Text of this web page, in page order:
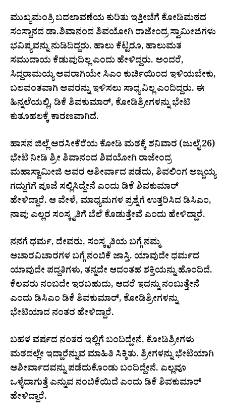
ಮುಖ್ಯಮಂತ್ರಿ ಬದಲಾವಣೆಯ ಕುರಿತು ಇತ್ತೀಚೆಗೆ ಕೋಡಿಮಠದ
ಸಂಸ್ಥಾನದ ಡಾ.ಶಿವಾನಂದ ಶಿವಯೋಗಿ ರಾಜೇಂದ್ರ ಸ್ವಾಮೀಜಿಗಳು
ಭವಿಷ್ಯವನ್ನು ನುಡಿದಿದ್ದರು. ಹಾಲು ಕೆಟ್ಟರೂ, ಹಾಲುಮತ
ಸಮುದಾಯ ಕೆಡುವುದಿಲ್ಲ ಎಂದು ಹೇಳಿದ್ದರು. ಅಂದರೆ,
ಸಿದ್ದರಾಮಯ್ಯ ಅವರಾಗಿಯೇ ಸಿಎಂ ಕುರ್ಚಿಯಿಂದ ಇಳಿಯಬೇಕು,
ಬಲವಂತವಾಗಿ ಅವರನ್ನು ಇಳಿಸಲು ಸಾಧ್ಯವಿಲ್ಲ ಎಂದಿದ್ದರು. ಈ
ಹಿನ್ನಲೆಯಲ್ಲಿ, ಡಿಕೆ ಶಿವಕುಮಾರ್, ಕೋಡಿಶ್ರೀಗಳನ್ನು ಭೇಟಿ
ಕುತೂಹಲಕ್ಕೆ ಕಾರಣವಾಗಿದೆ.
ಹಾಸನ ಜಿಲ್ಲೆ ಅರಸೀಕೆರೆಯ ಕೋಡಿ ಮಠಕ್ಕೆ ಶನಿವಾರ (ಜುಲೈ 26)
ಭೇಟಿ ನೀಡಿ ಶ್ರೀ ಶಿವಾನಂದ ಶಿವಯೋಗಿ ರಾಜೇಂದ್ರ
ಮಹಾಸ್ವಾಮೀಜಿ ಅವರ ಆಶೀರ್ವಾದ ಪಡೆದು, ಶಿವಲಿಂಗ ಅಜ್ಜಯ್ಯ
ಗದ್ದುಗೆಗೆ ಪೂಜೆ ಸಲ್ಲಿಸಿದ್ದೇನೆ ಎಂದು ಡಿಕೆ ಶಿವಕುಮಾರ್
ಹೇಳಿದ್ದಾರೆ. ಆ ವೇಳೆ, ಮಾಧ್ಯಮಗಳ ಪ್ರಶ್ನೆಗೆ ಉತ್ತರಿಸಿದ ಡಿಸಿಎಂ,
ನಾವು ಎಲ್ಲರ ಸಂಸ್ಕೃತಿಗೆ ಬೆಲೆ ಕೊಡುತ್ತೇವೆ ಎಂದು ಹೇಳಿದ್ದಾರೆ.
ನನಗೆ ಧರ್ಮ, ದೇವರು, ಸಂಸ್ಕೃತಿಯ ಬಗ್ಗೆ ನಮ್ಮ
ಆಚಾರವಿಚಾರಗಳ ಬಗ್ಗೆ ನಂಬಿಕೆ ಜಾಸ್ತಿ. ಯಾವುದೇ ಧರ್ಮದ
ಯಾವುದೇ ಪದ್ದತಿಗಳು, ತನ್ನದೇ ಆದಂತಹ ಶಕ್ತಿಯನ್ನು ಹೊಂದಿದೆ.
ಕೆಲವರು ನಂಬದೇ ಇರಬಹುದು, ಆದರೆ ಇದನ್ನು ನಂಬುತ್ತೇನೆ
ಎಂದು ಡಿಸಿಎಂ ಡಿಕೆ ಶಿವಕುಮಾರ್, ಕೋಡಿಶ್ರೀಗಳನ್ನು
ಭೇಟಿಯಾದ ನಂತರ ಹೇಳಿದ್ದಾರೆ.
ಬಹಳ ವರ್ಷದ ನಂತರ ಇಲ್ಲಿಗೆ ಬಂದಿದ್ದೇನೆ, ಕೋಡಿಶ್ರೀಗಳು
ಮಠದಲ್ಲೇ ಇದ್ದಾರೆನ್ನುವ ಮಾಹಿತಿ ಸಿಕ್ಕಿತು. ಶ್ರೀಗಳನ್ನು ಭೇಟಿಯಾಗಿ
ಆಶೀರ್ವಾದವನ್ನು ಪಡೆದುಕೊಂಡು ಬಂದಿದ್ದೇನೆ. ಎಲ್ಲವೂ
ಒಳ್ಳೆದಾಗುತ್ತೆ ಎನ್ನುವ ನಂಬಿಕೆಯಿದೆ ಎಂದು ಡಿಕೆ ಶಿವಕುಮಾರ್
ಹೇಳಿದ್ದಾರೆ.